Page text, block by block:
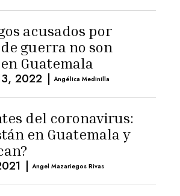
acusados por
guerra no son
Guatemala
2022 | Angélica Medinilla
del coronavirus:
en Guatemala y
| Angel Mazariegos Rivas